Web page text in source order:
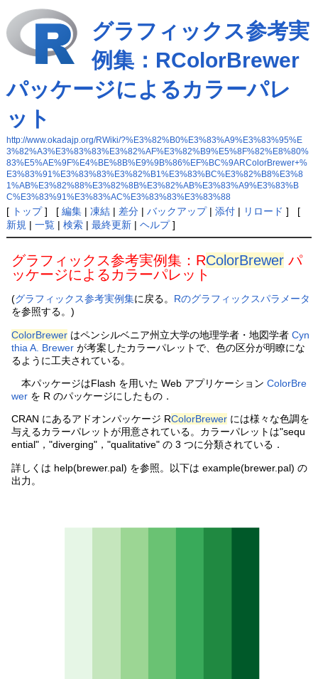
グラフィックス参考実
例集：RColorBrewer
パッケージによるカラーパレ
ット
http://www.okadajp.org/RWiki/?%E3%82%B0%E3%83%A9%E3%83%95%E
3%82%A3%E3%83%83%E3%82%AF%E3%82%B9%E5%8F%82%E8%80%
83%E5%AE%9F%E4%BE%8B%E9%9B%86%EF%BC%9ARColorBrewer+%
E3%83%91%E3%83%83%E3%82%B1%E3%83%BC%E3%82%B8%E3%8
1%AB%E3%82%88%E3%82%8B%E3%82%AB%E3%83%A9%E3%83%B
C%E3%83%91%E3%83%AC%E3%83%83%E3%83%88
[ トップ] [ 編集| 凍結| 差分| バックアップ| 添付| リロード ] [
新規 | 一覧| 検索| 最終更新| ヘルプ]
グラフィックス参考実例集：RColorBrewer パ
ッケージによるカラーパレット
(グラフィックス参考実例集に戻る。 Rのグラフィックスパラメータ
を参照する。)
ColorBrewer はペンシルベニア州立大学の地理学者・地図学者Cyn
thia A. Brewer が考案したカラーパレットで、色の区分が明瞭にな
るように工夫されている。
本パッケージはFlash を用いた Web アプリケーションColorBre
wer を R のパッケージにしたもの．
CRAN にあるアドオンパッケージ RColorBrewer には様々な色調を
与えるカラーパレットが用意されている。カラーパレットは"sequ
ential"，"diverging"，"qualitative" の 3 つに分類されている．
詳しくは help(brewer.pal) を参照。以下は example(brewer.pal) の
出力。